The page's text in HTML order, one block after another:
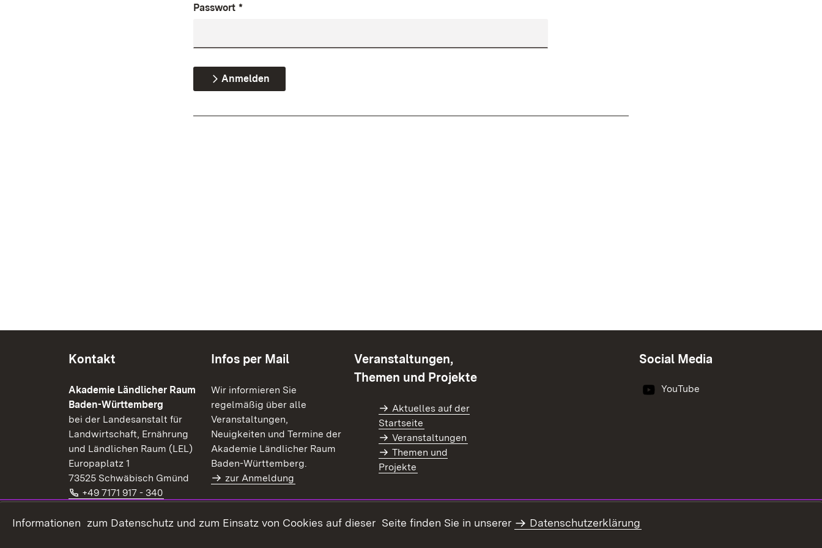
Passwort *
Anmelden
Kontakt
Akademie Ländlicher Raum
Baden-Württemberg
bei der Landesanstalt für
Landwirtschaft, Ernährung
und Ländlichen Raum (LEL)
Europaplatz 1
73525 Schwäbisch Gmünd
Telefon:
+49 7171 917 - 340
E-Mail:
(Öffnet in neuem Fenster)
Extern:
www.alr-bw.de(Öffnet in neuem Fenster)
Infos per Mail
Wir informieren Sie
regelmäßig über alle
Veranstaltungen,
Neuigkeiten und Termine der
Akademie Ländlicher Raum
Baden-Württemberg.
zur Anmeldung
Veranstaltungen,
Themen und Projekte
Aktuelles auf der
Startseite
Veranstaltungen
Themen und
Projekte
Social Media
YouTube
Informationen zum Datenschutz und zum Einsatz von Cookies auf dieser Seite finden Sie in unserer Datenschutzerklärung